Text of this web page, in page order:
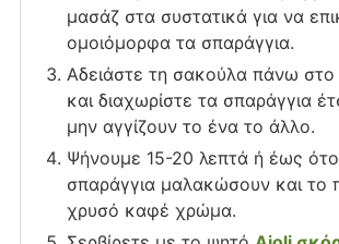
μασάζ στα συστατικά για να
ομοιόμορφα τα σπαράγγια.
Αδειάστε τη σακούλα πάνω στο
και διαχωρίστε τα σπαράγγια
μην αγγίζουν το ένα το άλλο.
Ψήνουμε 15-20 λεπτά ή έως
σπαράγγια μαλακώσουν και το
χρυσό καφέ χρώμα.